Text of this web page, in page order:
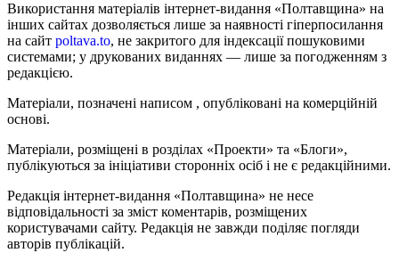
Використання матеріалів інтернет-видання «Полтавщина» на
інших сайтах дозволяється лише за наявності гіперпосилання
на сайт poltava.to, не закритого для індексації пошуковими
системами; у друкованих виданнях — лише за погодженням з
редакцією.
Матеріали, позначені написом , опубліковані на комерційній
основі.
Матеріали, розміщені в розділах «Проекти» та «Блоги»,
публікуються за ініціативи сторонніх осіб і не є редакційними.
Редакція інтернет-видання «Полтавщина» не несе
відповідальності за зміст коментарів, розміщених
користувачами сайту. Редакція не завжди поділяє погляди
авторів публікацій.